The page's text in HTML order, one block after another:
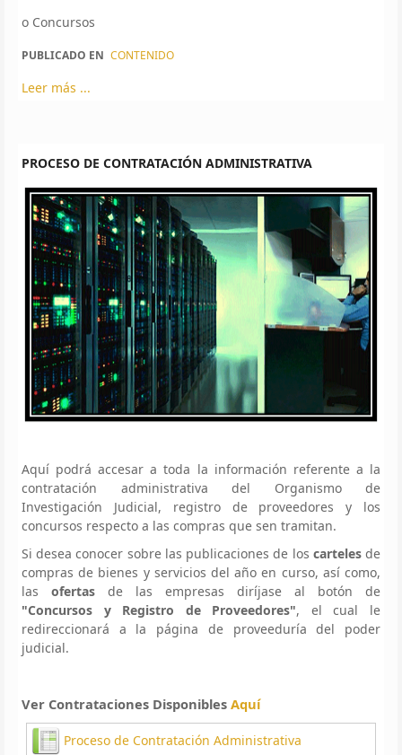
o Concursos
PUBLICADO EN CONTENIDO
Leer más ...
PROCESO DE CONTRATACIÓN ADMINISTRATIVA
Aquí podrá accesar a toda la información referente a la
contratación administrativa del Organismo de
Investigación Judicial, registro de proveedores y los
concursos respecto a las compras que sen tramitan.
Si desea conocer sobre las publicaciones de los cartelesde
compras de bienes y servicios del año en curso, así como,
las ofertas de las empresas diríjase al botón de
"Concursos y Registro de Proveedores", el cual le
redireccionará a la página de proveeduría del poder
judicial.
Ver Contrataciones Disponibles Aquí
Proceso de Contratación Administrativa